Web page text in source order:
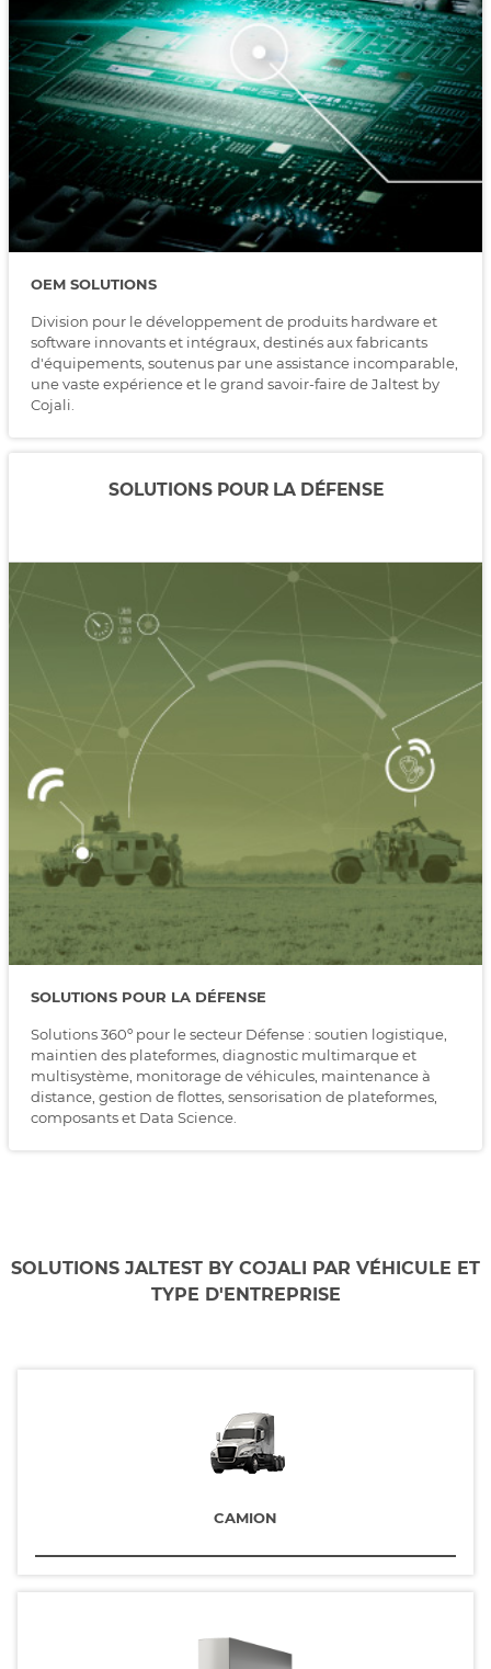
OEM SOLUTIONS
Division pour le développement de produits hardware et
software innovants et intégraux, destinés aux fabricants
d'équipements, soutenus par une assistance incomparable,
une vaste expérience et le grand savoir-faire de Jaltest by
Cojali.
SOLUTIONS POUR LA DÉFENSE
SOLUTIONS POUR LA DÉFENSE
Solutions 360º pour le secteur Défense : soutien logistique,
maintien des plateformes, diagnostic multimarque et
multisystème, monitorage de véhicules, maintenance à
distance, gestion de flottes, sensorisation de plateformes,
composants et Data Science.
SOLUTIONS JALTEST BY COJALI PAR VÉHICULE ET
TYPE D'ENTREPRISE
CAMION